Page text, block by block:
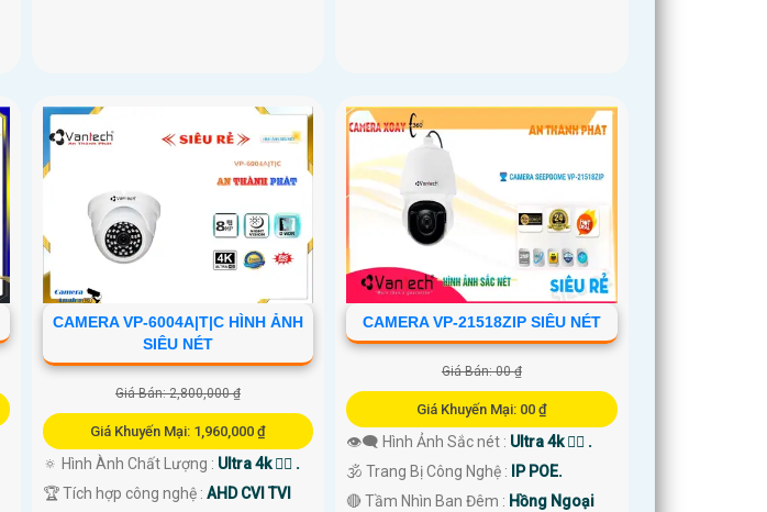
CAMERA VP-6004A|T|C HÌNH ẢNH
SIÊU NÉT
Giá Bán: 2,800,000 ₫
Giá Khuyến Mại: 1,960,000 ₫
🔅 Hình Ành Chất Lượng : Ultra 4k 👍🏾 .
🏆 Tích hợp công nghệ : AHD CVI TVI
CAMERA VP-21518ZIP SIÊU NÉT
Giá Bán: 00 ₫
Giá Khuyến Mại: 00 ₫
👁️‍🗨 Hình Ảnh Sắc nét : Ultra 4k 👍🏾 .
🕉️ Trang Bị Công Nghệ :
IP POE.
🔴 Tầm Nhìn Ban Đêm : Hồng Ngoại